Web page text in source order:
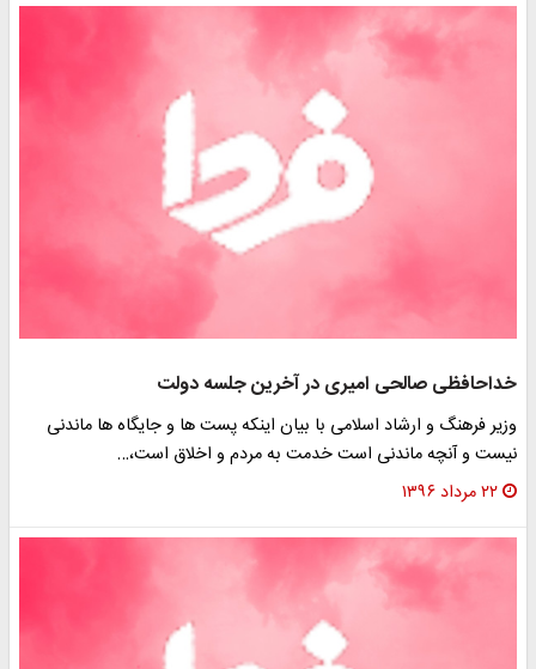
خداحافظی صالحی امیری در آخرین جلسه دولت
وزیر فرهنگ و ارشاد اسلامی با بیان اینکه پست ها و جایگاه ها ماندنی
نیست و آنچه ماندنی است خدمت به مردم و اخلاق است،…
۲۲ مرداد ۱۳۹۶